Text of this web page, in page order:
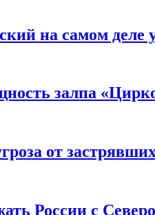
на самом деле
залпа
от
России с